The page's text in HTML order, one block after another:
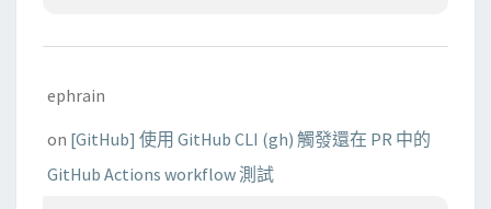
ephrain
on [GitHub] 使用 GitHub CLI (gh) 觸發還在 PR 中的
GitHub Actions workflow 測試